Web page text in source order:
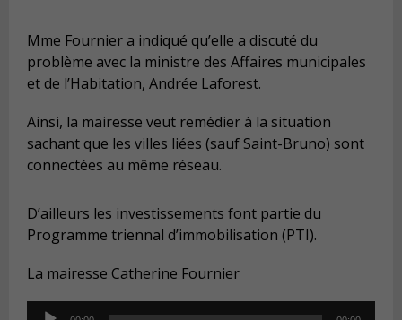
Mme Fournier a indiqué qu’elle a discuté du
problème avec la ministre des Affaires municipales
et de l’Habitation, Andrée Laforest.
Ainsi, la mairesse veut remédier à la situation
sachant que les villes liées (sauf Saint-Bruno) sont
connectées au même réseau.
D’ailleurs les investissements font partie du
Programme triennal d’immobilisation (PTI).
La mairesse Catherine Fournier
Audio